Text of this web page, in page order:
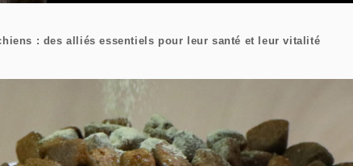
: des alliés essentiels pour leur santé et leur vitalité